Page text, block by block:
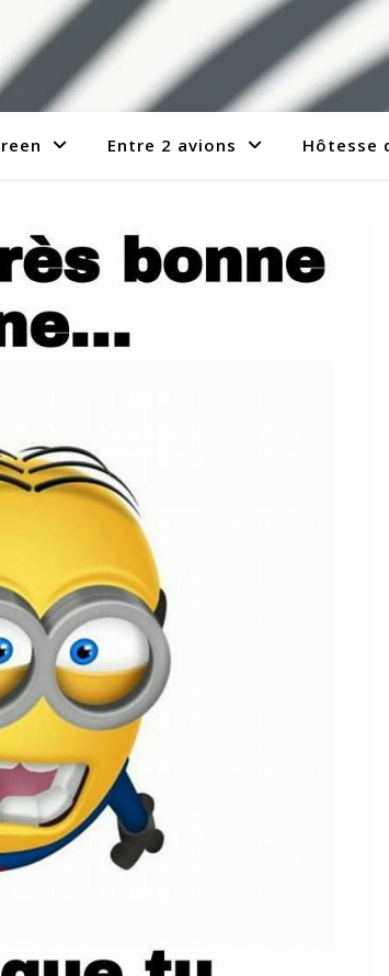
Entre 2 avions Hôtesse